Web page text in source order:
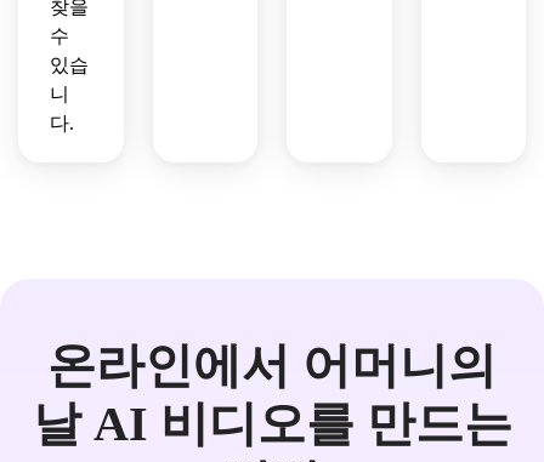
찾을
수
있습
니
다.
온라인에서 어머니의
날 AI 비디오를 만드는